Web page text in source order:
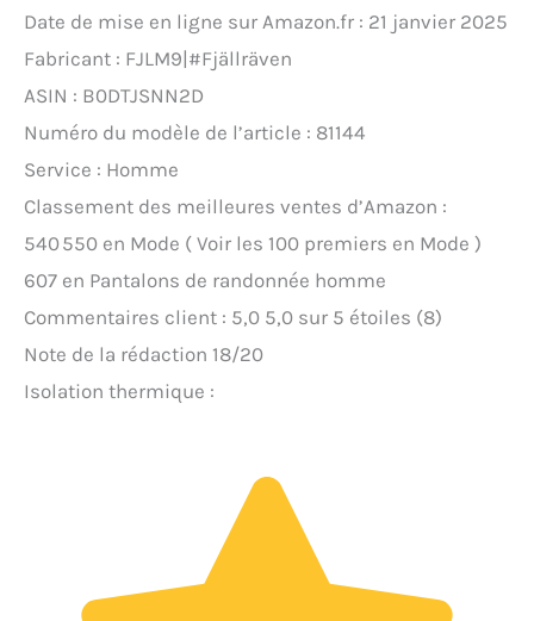
Date de mise en ligne sur Amazon.fr : 21 janvier 2025
Fabricant : FJLM9|#Fjällräven
ASIN : B0DTJSNN2D
Numéro du modèle de l’article : 81144
Service : Homme
Classement des meilleures ventes d’Amazon :
540 550 en Mode ( Voir les 100 premiers en Mode )
607 en Pantalons de randonnée homme
Commentaires client : 5,0 5,0 sur 5 étoiles (8)
Note de la rédaction 18/20
Isolation thermique :